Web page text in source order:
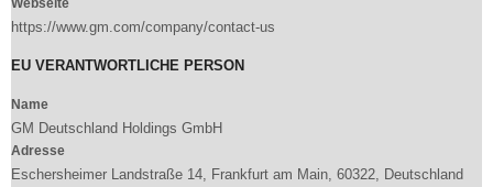
https://www.gm.com/company/contact-us
EU VERANTWORTLICHE PERSON
Name
GM Deutschland Holdings GmbH
Adresse
Eschersheimer Landstraße 14, Frankfurt am Main, 60322, Deutschland